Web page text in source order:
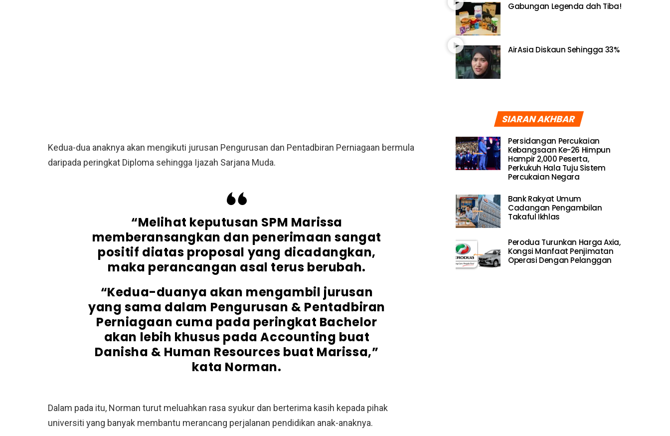
Kedua-dua anaknya akan mengikuti jurusan Pengurusan dan Pentadbiran Perniagaan bermula
daripada peringkat Diploma sehingga Ijazah Sarjana Muda.
“Melihat keputusan SPM Marissa
memberansangkan dan penerimaan sangat
positif diatas proposal yang dicadangkan,
maka perancangan asal terus berubah.
“Kedua-duanya akan mengambil jurusan
yang sama dalam Pengurusan & Pentadbiran
Perniagaan cuma pada peringkat Bachelor
akan lebih khusus pada Accounting buat
Danisha & Human Resources buat Marissa,”
kata Norman.
Dalam pada itu, Norman turut meluahkan rasa syukur dan berterima kasih kepada pihak
universiti yang banyak membantu merancang perjalanan pendidikan anak-anaknya.
Gabungan Legenda dah Tiba!
AirAsia Diskaun Sehingga 33%
SIARAN AKHBAR
Persidangan Percukaian
Kebangsaan Ke-26 Himpun
Hampir 2,000 Peserta,
Perkukuh Hala Tuju Sistem
Percukaian Negara
Bank Rakyat Umum
Cadangan Pengambilan
Takaful Ikhlas
Perodua Turunkan Harga Axia,
Kongsi Manfaat Penjimatan
Operasi Dengan Pelanggan